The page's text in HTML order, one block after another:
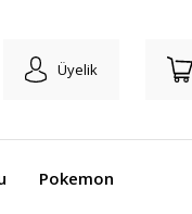
Üyelik
Pokemon